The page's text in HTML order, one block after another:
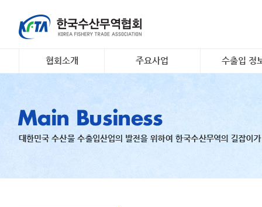
협회소개
조직도
회원명부
주요사업
수출기업 맞춤형 해외시
장조사
K- 씨푸드 인바운드 마케
지원
수출입 정